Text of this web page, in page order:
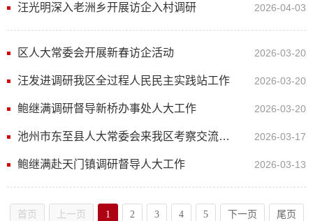
汪光明深入老洲乡开展访企入村调研 2026-04-03
区人大常委会开展新春访企活动 2026-03-20
汪发进调研我区全过程人民民主实践站工作 2026-03-20
鲍继满调研督导新桥办事处人大工作 2026-03-20
池州市东至县人大常委会来我区考察交流全过程人民民主中心实践站建设工作 2026-03-17
鲍继满赴天门镇调研督导人大工作 2026-03-13
首页 上一页 1 2 3 4 5 下一页 尾页